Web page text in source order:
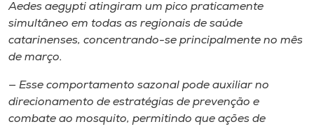
Aedes aegypti atingiram um pico praticamente
simultâneo em todas as regionais de saúde
catarinenses, concentrando-se principalmente no mês
de março.
— Esse comportamento sazonal pode auxiliar no
direcionamento de estratégias de prevenção e
combate ao mosquito, permitindo que ações de